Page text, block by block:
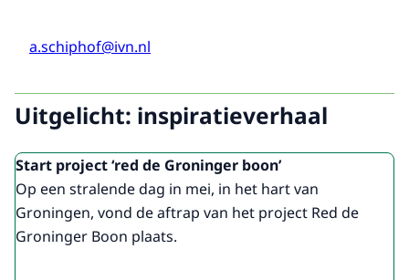
a.schiphof@ivn.nl
Uitgelicht: inspiratieverhaal
Start project ‘red de Groninger boon’
Op een stralende dag in mei, in het hart van
Groningen, vond de aftrap van het project Red de
Groninger Boon plaats.